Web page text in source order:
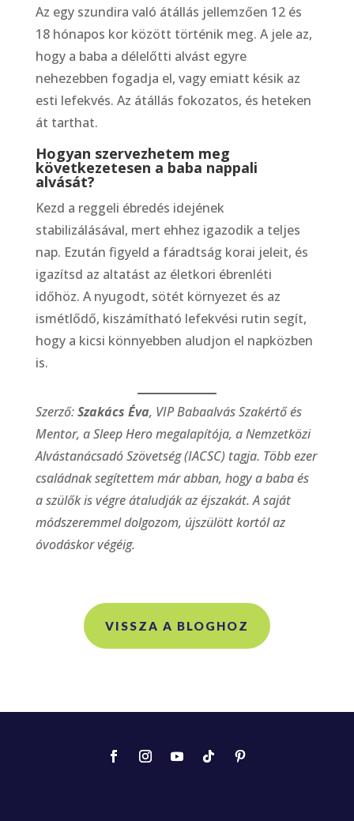
Az egy szundira való átállás jellemzően 12 és
18 hónapos kor között történik meg. A jele az,
hogy a baba a délelőtti alvást egyre
nehezebben fogadja el, vagy emiatt késik az
esti lefekvés. Az átállás fokozatos, és heteken
át tarthat.
Hogyan szervezhetem meg
következetesen a baba nappali
alvását?
Kezd a reggeli ébredés idejének
stabilizálásával, mert ehhez igazodik a teljes
nap. Ezután figyeld a fáradtság korai jeleit, és
igazítsd az altatást az életkori ébrenléti
időhöz. A nyugodt, sötét környezet és az
ismétlődő, kiszámítható lefekvési rutin segít,
hogy a kicsi könnyebben aludjon el napközben
is.
Szerző:Szakács Éva, VIP Babaalvás Szakértő és
Mentor, a Sleep Hero megalapítója, a Nemzetközi
Alvástanácsadó Szövetség (IACSC) tagja. Több ezer
családnak segítettem már abban, hogy a baba és
a szülők is végre átaludják az éjszakát. A saját
módszeremmel dolgozom, újszülött kortól az
óvodáskor végéig.
VISSZA A BLOGHOZ